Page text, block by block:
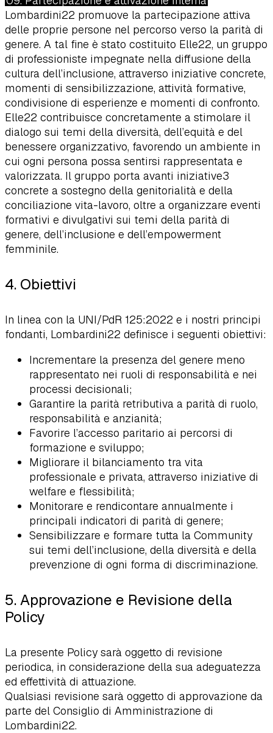
Lombardini22 promuove la partecipazione attiva
delle proprie persone nel percorso verso la parità di
genere. A tal fine è stato costituito Elle22, un gruppo
di professioniste impegnate nella diffusione della
cultura dell’inclusione, attraverso iniziative concrete,
momenti di sensibilizzazione, attività formative,
condivisione di esperienze e momenti di confronto.
Elle22 contribuisce concretamente a stimolare il
dialogo sui temi della diversità, dell’equità e del
benessere organizzativo, favorendo un ambiente in
cui ogni persona possa sentirsi rappresentata e
valorizzata. Il gruppo porta avanti iniziative3
concrete a sostegno della genitorialità e della
conciliazione vita-lavoro, oltre a organizzare eventi
formativi e divulgativi sui temi della parità di
genere, dell’inclusione e dell’empowerment
femminile.
4. Obiettivi
In linea con la UNI/PdR 125:2022 e i nostri principi
fondanti, Lombardini22 definisce i seguenti obiettivi:
Incrementare la presenza del genere meno
rappresentato nei ruoli di responsabilità e nei
processi decisionali;
Garantire la parità retributiva a parità di ruolo,
responsabilità e anzianità;
Favorire l’accesso paritario ai percorsi di
formazione e sviluppo;
Migliorare il bilanciamento tra vita
professionale e privata, attraverso iniziative di
welfare e flessibilità;
Monitorare e rendicontare annualmente i
principali indicatori di parità di genere;
Sensibilizzare e formare tutta la Community
sui temi dell’inclusione, della diversità e della
prevenzione di ogni forma di discriminazione.
5. Approvazione e Revisione della
Policy
La presente Policy sarà oggetto di revisione
periodica, in considerazione della sua adeguatezza
ed effettività di attuazione.
Qualsiasi revisione sarà oggetto di approvazione da
parte del Consiglio di Amministrazione di
Lombardini22.